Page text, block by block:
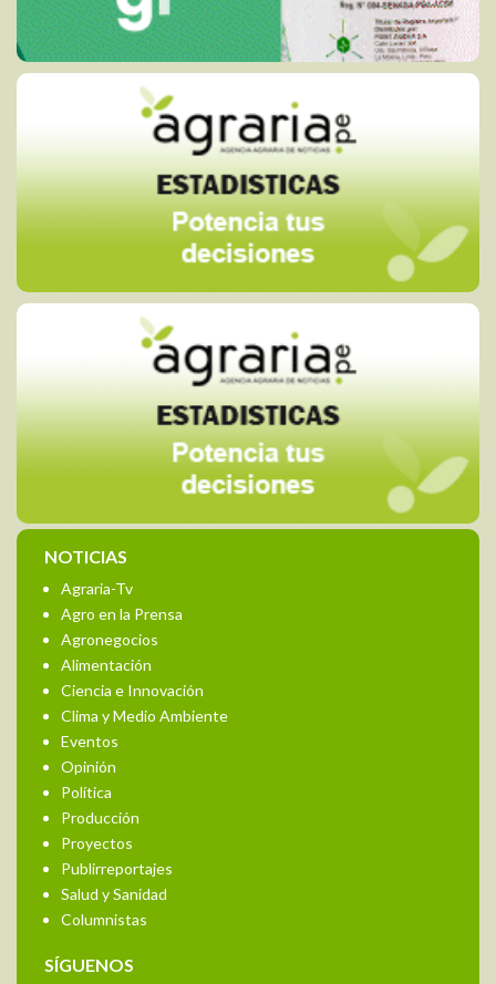
NOTICIAS
Agraria-Tv
Agro en la Prensa
Agronegocios
Alimentación
Ciencia e Innovación
Clima y Medio Ambiente
Eventos
Opinión
Política
Producción
Proyectos
Publirreportajes
Salud y Sanidad
Columnistas
SÍGUENOS